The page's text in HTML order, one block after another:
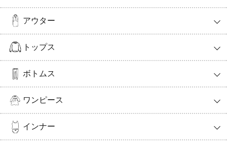
アウター
トップス
ボトムス
ワンピース
インナー